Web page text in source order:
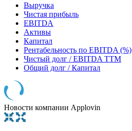
Выручка
Чистая прибыль
EBITDA
Активы
Капитал
Рентабельность по EBITDA (%)
Чистый долг / EBITDA TTM
Общий долг / Капитал
Новости компании Applovin